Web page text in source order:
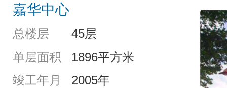
嘉华中心
总楼层
45层
单层面积
1896平方米
竣工年月
2005年